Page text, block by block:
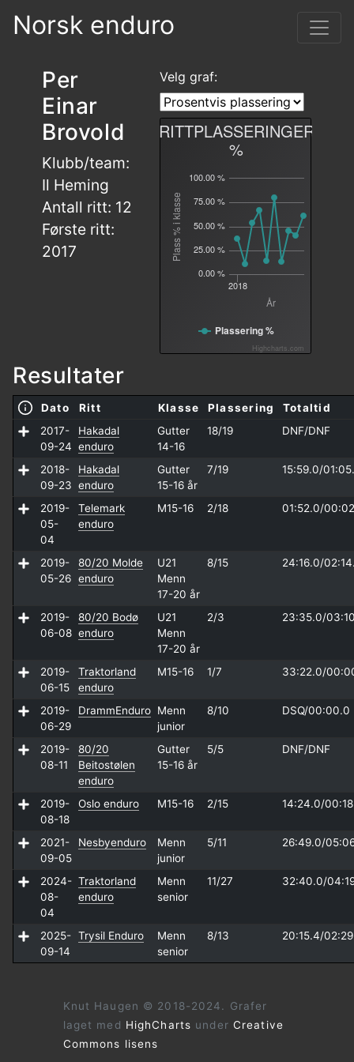
Norsk enduro
Per
Einar
Brovold
Klubb/team:
Il Heming
Antall ritt: 12
Første ritt:
2017
Velg graf:
År
Plass % i klasse
RITTPLASSERINGER
%
2018
0.00 %
25.00 %
50.00 %
75.00 %
100.00 %
Plassering %
Highcharts.com
Resultater
Dato Ritt Klasse Plassering
Totaltid
2017-
09-24
Hakadal
enduro
Gutter
14-16
18/19 DNF/DNF
2018-
09-23
Hakadal
enduro
Gutter
15-16 år
7/19 15:59.0/
2019-
05-
04
Telemark
enduro
M15-16 2/18 01:52.0/
2019-
05-26
80/20 Molde
enduro
U21
Menn
17-20 år
8/15 24:16.0/
2019-
06-08
80/20 Bodø
enduro
U21
Menn
17-20 år
2/3 23:35.0/
2019-
06-15
Traktorland
enduro
M15-16 1/7 33:22.0/
2019-
06-29
DrammEnduro Menn
junior
8/10 DSQ/00:00.0
2019-
08-11
80/20
Beitostølen
enduro
Gutter
15-16 år
5/5 DNF/DNF
2019-
08-18
Oslo enduro M15-16 2/15 14:24.0/
2021-
09-05
Nesbyenduro
Menn
junior
5/11 26:49.0/
2024-
08-
04
Traktorland
enduro
Menn
senior
11/27 32:40.0/
2025-
09-14
Trysil Enduro
Menn
senior
8/13 20:15.4/
Knut Haugen © 2018-2024. Grafer
laget med HighCharts under Creative
Commons lisens